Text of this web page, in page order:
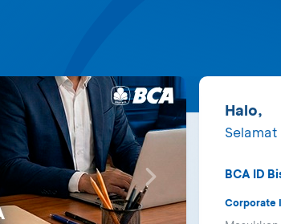
Halo,
BCA ID
Corporate